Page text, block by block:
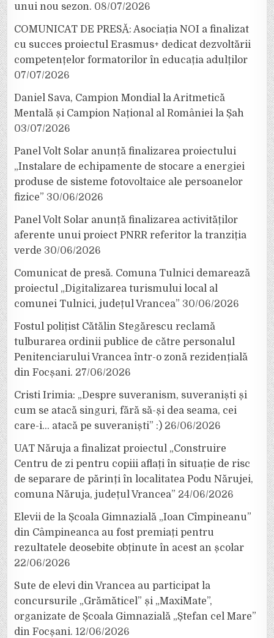
unui nou sezon. 08/07/2026
COMUNICAT DE PRESĂ: Asociația NOI a finalizat
cu succes proiectul Erasmus+ dedicat dezvoltării
competențelor formatorilor în educația adulților
07/07/2026
Daniel Sava, Campion Mondial la Aritmetică
Mentală și Campion Național al României la Șah
03/07/2026
Panel Volt Solar anunță finalizarea proiectului
„Instalare de echipamente de stocare a energiei
produse de sisteme fotovoltaice ale persoanelor
fizice” 30/06/2026
Panel Volt Solar anunță finalizarea activităților
aferente unui proiect PNRR referitor la tranziția
verde 30/06/2026
Comunicat de presă. Comuna Tulnici demarează
proiectul „Digitalizarea turismului local al
comunei Tulnici, județul Vrancea” 30/06/2026
Fostul polițist Cătălin Stegărescu reclamă
tulburarea ordinii publice de către personalul
Penitenciarului Vrancea într-o zonă rezidențială
din Focșani. 27/06/2026
Cristi Irimia: „Despre suveranism, suveraniști și
cum se atacă singuri, fără să-și dea seama, cei
care-i… atacă pe suveraniști” :) 26/06/2026
UAT Năruja a finalizat proiectul „Construire
Centru de zi pentru copiii aflați în situație de risc
de separare de părinți în localitatea Podu Nărujei,
comuna Năruja, județul Vrancea” 24/06/2026
Elevii de la Școala Gimnazială „Ioan Cîmpineanu”
din Câmpineanca au fost premiați pentru
rezultatele deosebite obținute în acest an școlar
22/06/2026
Sute de elevi din Vrancea au participat la
concursurile „Grămăticel” și „MaxiMate”,
organizate de Școala Gimnazială „Ștefan cel Mare”
din Focșani. 12/06/2026